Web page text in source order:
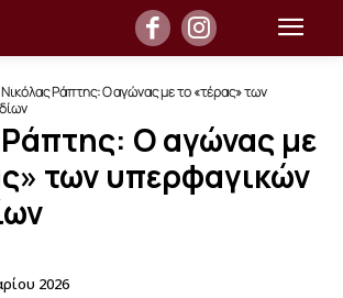
Νικόλας Ράπτης: Ο αγώνας με το «τέρας» των
Ο αγώνας με
των υπερφαγικών
2026